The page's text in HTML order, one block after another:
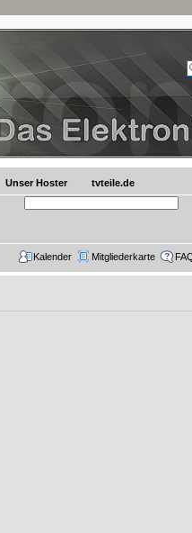
Unser Hoster tvteile.de
Kalender Mitgliederkarte